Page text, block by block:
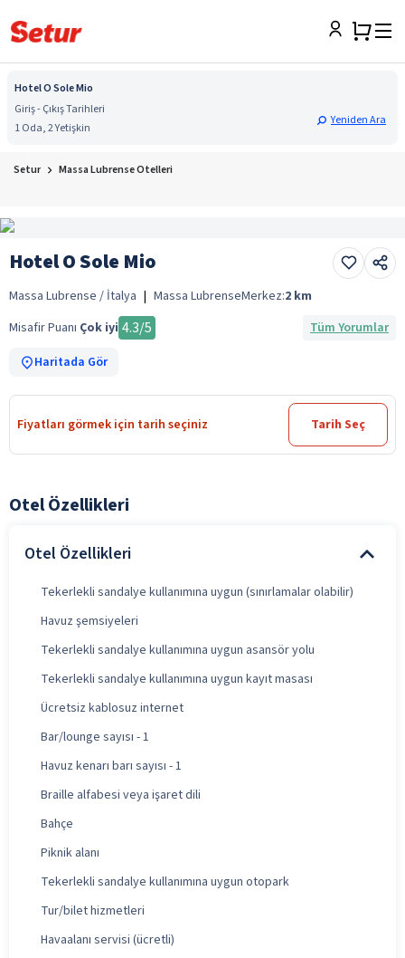
Hotel O Sole Mio
Giriş - Çıkış Tarihleri
1 Oda, 2 Yetişkin
Yeniden Ara
Setur Massa Lubrense Otelleri
Hotel O Sole Mio
Massa Lubrense / İtalya | Massa LubrenseMerkez:2 km
Misafir Puanı Çok iyi 4.3/5
Tüm Yorumlar
Haritada Gör
Fiyatları görmek için tarih seçiniz Tarih Seç
Otel Özellikleri
Otel Özellikleri
Tekerlekli sandalye kullanımına uygun (sınırlamalar olabilir)
Havuz şemsiyeleri
Tekerlekli sandalye kullanımına uygun asansör yolu
Tekerlekli sandalye kullanımına uygun kayıt masası
Ücretsiz kablosuz internet
Bar/lounge sayısı - 1
Havuz kenarı barı sayısı - 1
Braille alfabesi veya işaret dili
Bahçe
Piknik alanı
Tekerlekli sandalye kullanımına uygun otopark
Tur/bilet hizmetleri
Havaalanı servisi (ücretli)